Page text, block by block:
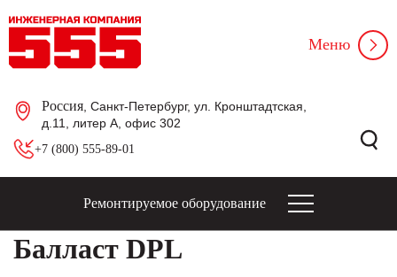
Россия , Санкт-Петербург, ул. Кронштадтская,
д.11, литер А, офис 302
+7 (800) 555-89-01
Меню
Ремонтируемое оборудование
Балласт DPL